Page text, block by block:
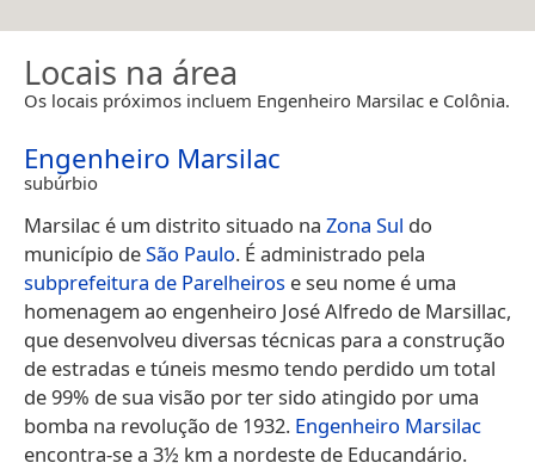
Locais na área
Os locais próximos incluem Engenheiro Marsilac e Colônia.
Engenheiro Marsilac
subúrbio
Marsilac é um distrito situado na Zona Sul do
município deSão Paulo. É administrado pela
subprefeitura de Parelheiros e seu nome é uma
homenagem ao engenheiro José Alfredo de Marsillac,
que desenvolveu diversas técnicas para a construção
de estradas e túneis mesmo tendo perdido um total
de 99% de sua visão por ter sido atingido por uma
bomba na revolução de 1932. Engenheiro Marsilac
encontra-se a 3½ km a nordeste de Educandário.